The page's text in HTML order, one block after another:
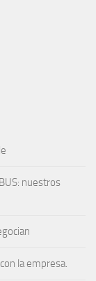
nuestros
la empresa.